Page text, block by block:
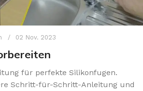
02 Nov. 2023
für perfekte Silikonfugen.
Schritt-für-Schritt-Anleitung und